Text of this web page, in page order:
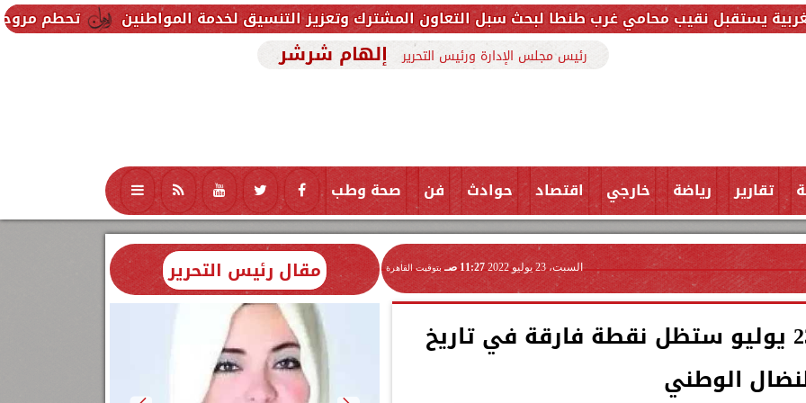
تحطم مروحية أثناء نقيب محامي غرب طنطا لبحث سبل التعاون المشترك وتعزيز التنسيق لخدمة المواطنين
رئيس مجلس الإدارة ورئيس التحرير إلهام شرشر
تقارير رياضة خارجي اقتصاد حوادث فن صحة وطب تكنولوجيا منوعات محافظات
السبت، 23 يوليو 2022 11:27 صـ بتوقيت القاهرة
النائب حسن عمار: ثورة 23 يوليو ستظل نقطة فارقة في تاريخ
الوطني
مقال رئيس التحرير